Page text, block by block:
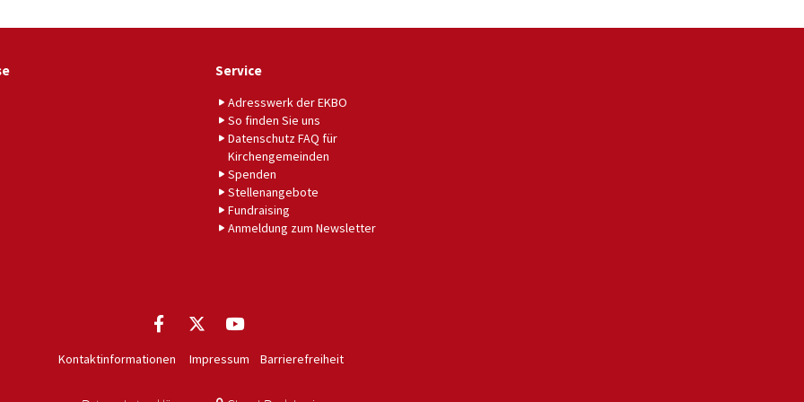
Service
Adresswerk der EKBO
So finden Sie uns
Datenschutz FAQ für
Kirchengemeinden
Spenden
Stellenangebote
Fundraising
Anmeldung zum Newsletter
Kontaktinformationen Impressum Barrierefreiheit